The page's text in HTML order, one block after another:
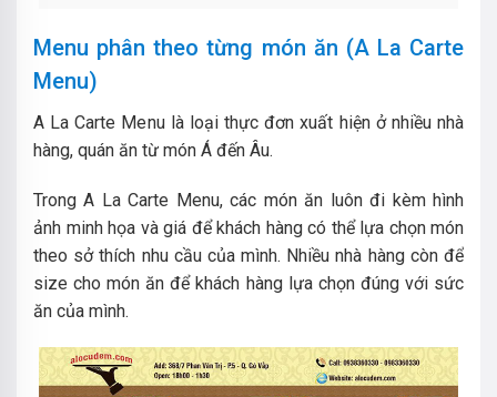
Menu phân theo từng món ăn (A La Carte
Menu)
A La Carte Menu là loại thực đơn xuất hiện ở nhiều nhà
hàng, quán ăn từ món Á đến Âu.
Trong A La Carte Menu, các món ăn luôn đi kèm hình
ảnh minh họa và giá để khách hàng có thể lựa chọn món
theo sở thích nhu cầu của mình. Nhiều nhà hàng còn để
size cho món ăn để khách hàng lựa chọn đúng với sức
ăn của mình.